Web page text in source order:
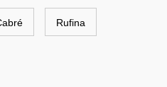
Rufina